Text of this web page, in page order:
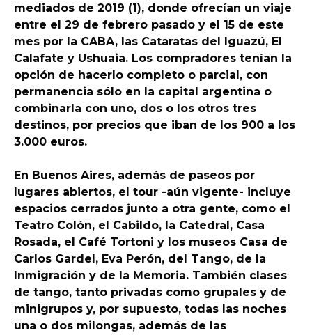
mediados de 2019 (1), donde ofrecían un viaje
entre el 29 de febrero pasado y el 15 de este
mes por la CABA, las Cataratas del Iguazú, El
Calafate y Ushuaia. Los compradores tenían la
opción de hacerlo completo o parcial, con
permanencia sólo en la capital argentina o
combinarla con uno, dos o los otros tres
destinos, por precios que iban de los 900 a los
3.000 euros.
En Buenos Aires, además de paseos por
lugares abiertos, el tour -aún vigente- incluye
espacios cerrados junto a otra gente, como el
Teatro Colón, el Cabildo, la Catedral, Casa
Rosada, el Café Tortoni y los museos Casa de
Carlos Gardel, Eva Perón, del Tango, de la
Inmigración y de la Memoria. También clases
de tango, tanto privadas como grupales y de
minigrupos y, por supuesto, todas las noches
una o dos milongas, además de las